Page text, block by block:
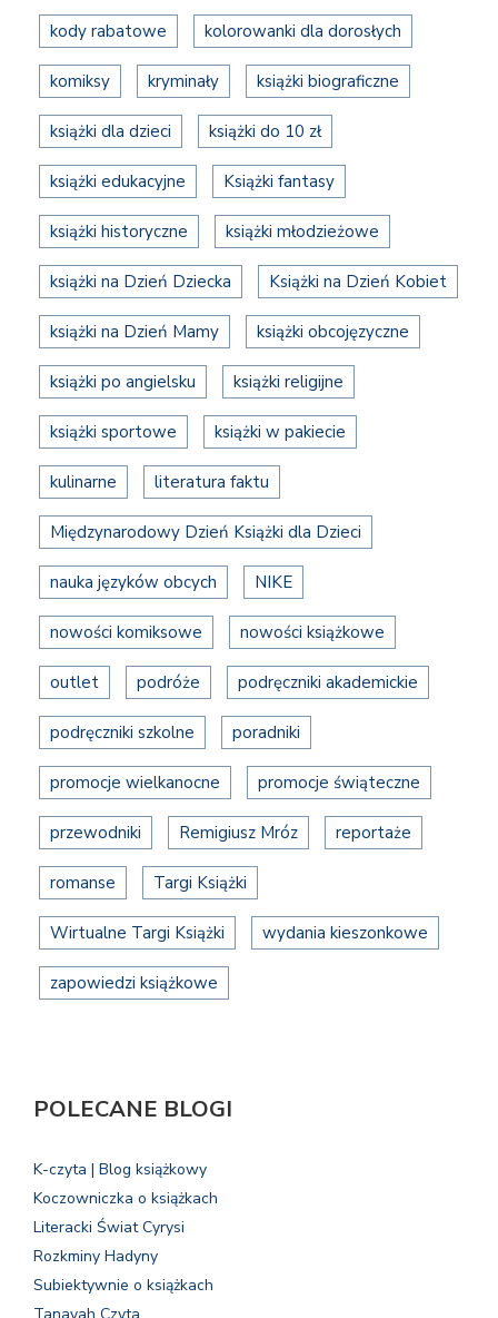
kody rabatowe kolorowanki dla dorosłych
komiksy kryminały książki biograficzne
książki dla dzieci książki do 10 zł
książki edukacyjne Książki fantasy
książki historyczne książki młodzieżowe
książki na Dzień Dziecka Książki na Dzień Kobiet
książki na Dzień Mamy książki obcojęzyczne
książki po angielsku książki religijne
książki sportowe książki w pakiecie
kulinarne literatura faktu
Międzynarodowy Dzień Książki dla Dzieci
nauka języków obcych NIKE
nowości komiksowe nowości książkowe
outlet podróże podręczniki akademickie
podręczniki szkolne poradniki
promocje wielkanocne promocje świąteczne
przewodniki Remigiusz Mróz reportaże
romanse Targi Książki
Wirtualne Targi Książki wydania kieszonkowe
zapowiedzi książkowe
POLECANE BLOGI
K-czyta | Blog książkowy
Koczowniczka o książkach
Literacki Świat Cyrysi
Rozkminy Hadyny
Subiektywnie o książkach